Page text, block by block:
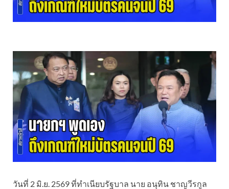
วันที่ 2 มิ.ย. 2569 ที่ทำเนียบรัฐบาล นาย อนุทิน ชาญวีรกูล